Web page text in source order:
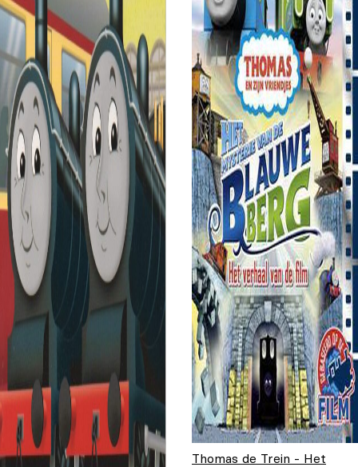
Thomas de Trein - Het